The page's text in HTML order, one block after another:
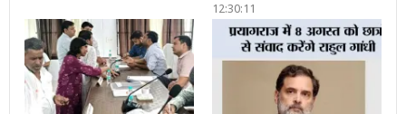
12:30:11